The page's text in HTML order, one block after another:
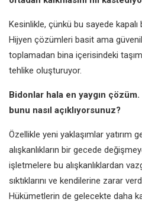
Kesinlikle, çünkü bu sayede kapalı
Hijyen çözümleri basit ama
toplamadan bina içerisindeki
tehlike oluşturuyor.
Bidonlar hala en yaygın çözüm.
bunu nasıl açıklıyorsunuz?
Özellikle yeni yaklaşımlar yatırım
alışkanlıkların bir gecede
işletmelere bu alışkanlıklardan
sıktıklarını ve kendilerine zarar
Hükümetlerin de gelecekte daha